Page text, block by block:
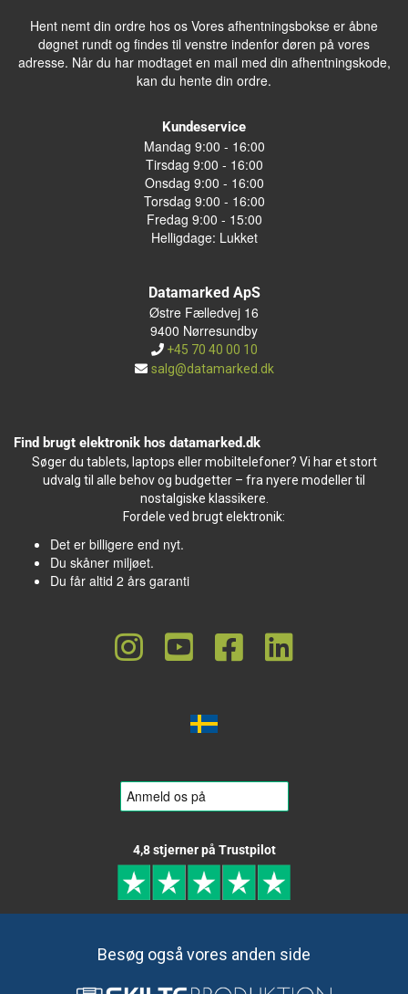
Hent nemt din ordre hos os Vores afhentningsbokse er åbne
døgnet rundt og findes til venstre indenfor døren på vores
adresse. Når du har modtaget en mail med din afhentningskode,
kan du hente din ordre.
Kundeservice
Mandag 9:00 - 16:00
Tirsdag 9:00 - 16:00
Onsdag 9:00 - 16:00
Torsdag 9:00 - 16:00
Fredag 9:00 - 15:00
Helligdage: Lukket
Datamarked ApS
Østre Fælledvej 16
9400 Nørresundby
+45 70 40 00 10
salg@datamarked.dk
Find brugt elektronik hos datamarked.dk
Søger du tablets, laptops eller mobiltelefoner? Vi har et stort
udvalg til alle behov og budgetter – fra nyere modeller til
nostalgiske klassikere.
Fordele ved brugt elektronik:
Det er billigere end nyt.
Du skåner miljøet.
Du får altid 2 års garanti
4,8 stjerner på Trustpilot
Besøg også vores anden side